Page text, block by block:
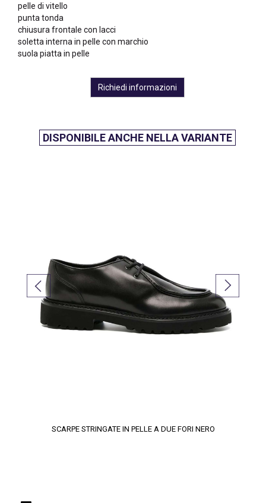
pelle di vitello
punta tonda
chiusura frontale con lacci
soletta interna in pelle con marchio
suola piatta in pelle
Richiedi informazioni
DISPONIBILE ANCHE NELLA VARIANTE
SCARPE STRINGATE IN PELLE A DUE FORI NERO